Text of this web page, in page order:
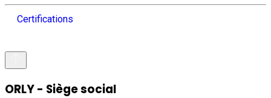
Certifications
ORLY - Siège social